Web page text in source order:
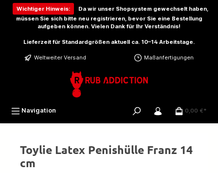
springen
Wichtiger Hinweis:
Da wir unser Shopsystem gewechselt haben,
müssen Sie sich bitte neu registrieren, bevor Sie eine Bestellung
aufgeben können. Vielen Dank für Ihr Verständnis!
Lieferzeit für Standardgrößen aktuell ca. 10–14 Arbeitstage.
Weltweiter Versand Maßanfertigungen
Navigation 0,00 €*
Toylie Latex Penishülle Franz 14
cm